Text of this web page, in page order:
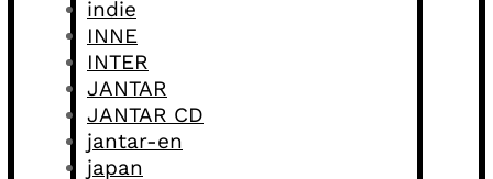
indie
INNE
INTER
JANTAR
JANTAR CD
jantar-en
japan